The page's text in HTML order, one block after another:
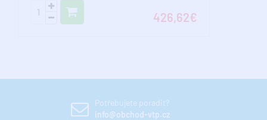
426,62€
Potřebujete poradit?
info@obchod-vtp.cz